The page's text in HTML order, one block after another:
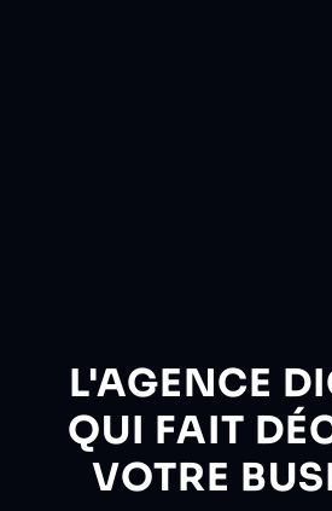
L'AGENCE
QUI FAIT
VOTRE